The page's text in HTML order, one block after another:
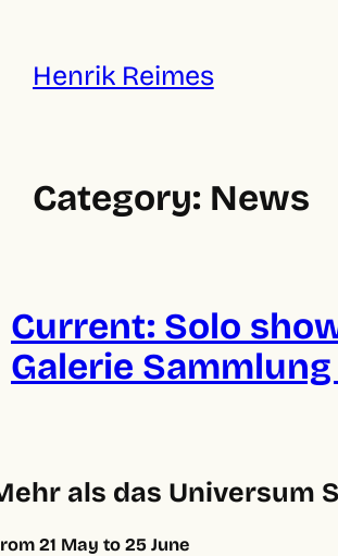
contentHenrik Reimes
Category: News
Current: Solo
Galerie
als das Universum
21 May to 25 June